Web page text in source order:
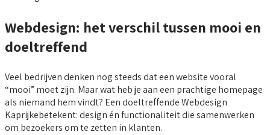
Webdesign: het verschil tussen mooi en
doeltreffend
Veel bedrijven denken nog steeds dat een website vooral
“mooi” moet zijn. Maar wat heb je aan een prachtige homepage
als niemand hem vindt? Een doeltreffende Webdesign
Kaprijkebetekent: design én functionaliteit die samenwerken
om bezoekers om te zetten in klanten.